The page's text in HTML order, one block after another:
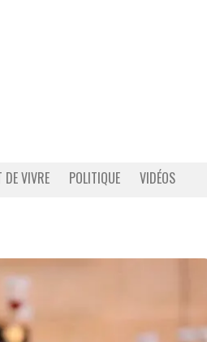
DE VIVRE POLITIQUE VIDÉOS